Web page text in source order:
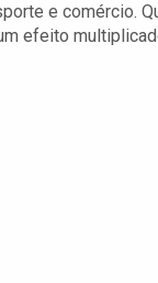
e comércio.
efeito